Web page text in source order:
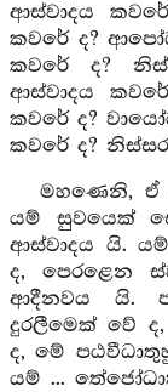
ආස්වාදය
කවරේ ද?
කවරේ ද?
ආස්වාදය
කවරේ ද?
කවරේ ද?
මහණෙනි, ඒ
යම් සුවයෙක්
ආස්වාදය යි.
ද, පෙරළෙන
ආදීනවය යි.
දුරලීමෙක් වේ
ද, මේ
යම් ...